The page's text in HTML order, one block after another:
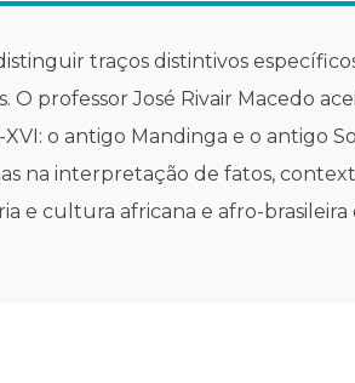
traços distintivos
professor José Rivair Macedo
o antigo Mandinga e o antigo
na interpretação de fatos,
e cultura africana e afro-